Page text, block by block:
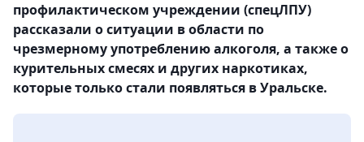
профилактическом учреждении (спецЛПУ)
рассказали о ситуации в области по
чрезмерному употреблению алкоголя, а также о
курительных смесях и других наркотиках,
которые только стали появляться в Уральске.